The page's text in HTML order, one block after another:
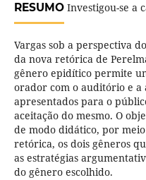
RESUMOInvestigou-se a
Vargas sob a perspectiva
da nova retórica de
gênero epidítico permite
orador com o auditório e a
apresentados para o
aceitação do mesmo. O
de modo didático, por
retórica, os dois gêneros
as estratégias
do gênero escolhido.